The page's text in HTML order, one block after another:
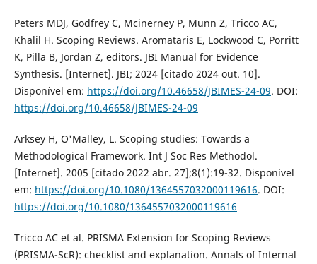
Peters MDJ, Godfrey C, Mcinerney P, Munn Z, Tricco AC,
Khalil H. Scoping Reviews. Aromataris E, Lockwood C, Porritt
K, Pilla B, Jordan Z, editors. JBI Manual for Evidence
Synthesis. [Internet]. JBI; 2024 [citado 2024 out. 10].
Disponível em: https://doi.org/10.46658/JBIMES-24-09. DOI:
https://doi.org/10.46658/JBIMES-24-09
Arksey H, O'Malley, L. Scoping studies: Towards a
Methodological Framework. Int J Soc Res Methodol.
[Internet]. 2005 [citado 2022 abr. 27];8(1):19-32. Disponível
em: https://doi.org/10.1080/1364557032000119616. DOI:
https://doi.org/10.1080/1364557032000119616
Tricco AC et al. PRISMA Extension for Scoping Reviews
(PRISMA-ScR): checklist and explanation. Annals of Internal